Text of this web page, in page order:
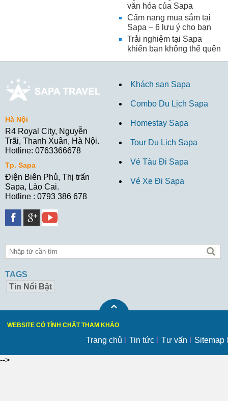
văn hóa của Sapa
Cẩm nang mua sắm tại
Sapa – 6 lưu ý cho bạn
Trải nghiệm tại Sapa
khiến bạn không thể quên
Hà Nội
R4 Royal City, Nguyễn
Trãi, Thanh Xuân, Hà Nội.
Hotline: 0763366678
Tp. Sapa
Điện Biên Phủ, Thị trấn
Sapa, Lào Cai.
Hotline : 0793 386 678
Khách sạn Sapa
Combo Du Lịch Sapa
Homestay Sapa
Tour Du Lịch Sapa
Vé Tàu Đi Sapa
Vé Xe Đi Sapa
TAGS
Tin Nổi Bật
WEBSITE CÓ TÍNH CHẤT THAM KHẢO
Trang chủ Tin tức Tư vấn Sitemap
-->